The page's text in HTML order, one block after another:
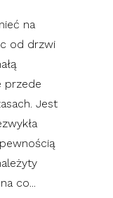
na
od drzwi
przede
Jest
co...